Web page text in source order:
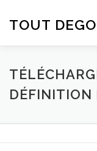
TOUT
DÉFINITION